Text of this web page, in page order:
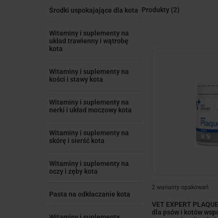
Środki uspokajające dla kota
Witaminy i suplementy na
układ trawienny i wątrobę
kota
Witaminy i suplementy na
kości i stawy kota
Witaminy i suplementy na
nerki i układ moczowy kota
Witaminy i suplementy na
skórę i sierść kota
Witaminy i suplementy na
oczy i zęby kota
Pasta na odkłaczanie kota
Produkty(2)
2 warianty opakowań
VET EXPERT
dla psów i kotów